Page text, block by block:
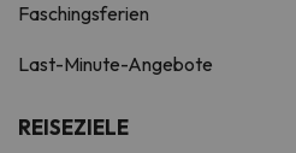
Faschingsferien
Last-Minute-Angebote
REISEZIELE